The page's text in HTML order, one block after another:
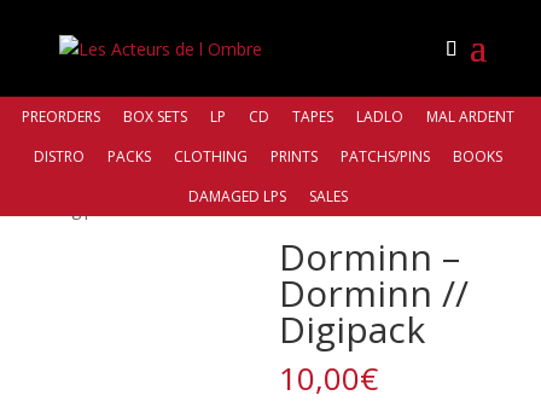
PREORDERS BOX SETS LP CD TAPES LADLO
MAL ARDENT
DISTRO
PACKS CLOTHING PRINTS PATCHS/PINS
BOOKS
DAMAGED LPS
SALES
Dorminn –
Dorminn //
Digipack
10,00€